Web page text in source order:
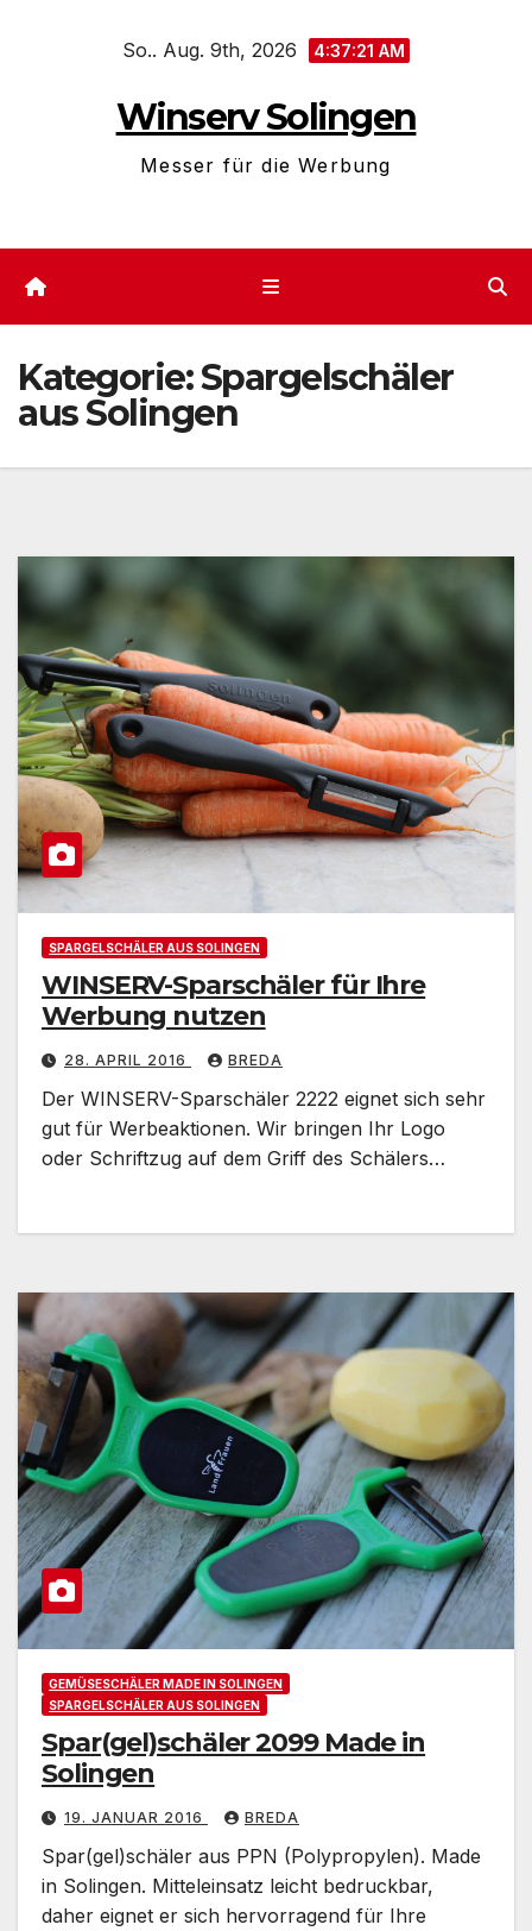
So.. Aug. 9th, 2026 4:37:22 AM
Winserv Solingen
Messer für die Werbung
Kategorie:Spargelschäler
aus Solingen
SPARGELSCHÄLER AUS SOLINGEN
WINSERV-Sparschäler für Ihre
Werbung nutzen
28. APRIL 2016 BREDA
Der WINSERV-Sparschäler 2222 eignet sich sehr
gut für Werbeaktionen. Wir bringen Ihr Logo
oder Schriftzug auf dem Griff des Schälers…
GEMÜSESCHÄLER MADE IN SOLINGEN
SPARGELSCHÄLER AUS SOLINGEN
Spar(gel)schäler 2099 Made in
Solingen
19. JANUAR 2016 BREDA
Spar(gel)schäler aus PPN (Polypropylen). Made
in Solingen. Mitteleinsatz leicht bedruckbar,
daher eignet er sich hervorragend für Ihre